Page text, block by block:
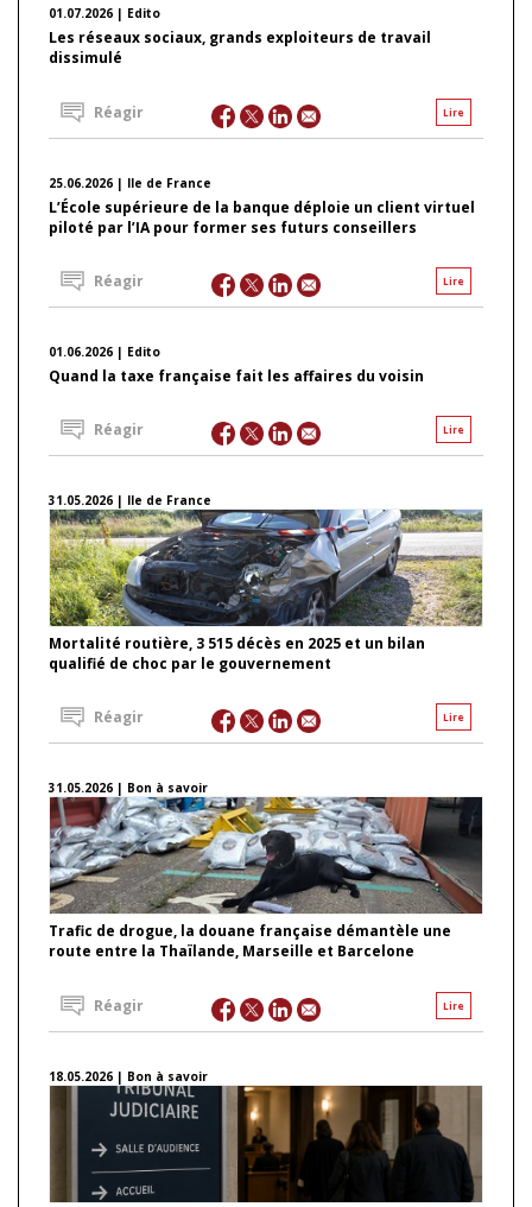
01.07.2026 | Edito
Les réseaux sociaux, grands exploiteurs de travail
dissimulé
Lire
Réagir
25.06.2026 | Ile de France
L’École supérieure de la banque déploie un client virtuel
piloté par l’IA pour former ses futurs conseillers
Lire
Réagir
01.06.2026 | Edito
Quand la taxe française fait les affaires du voisin
Lire
Réagir
31.05.2026 | Ile de France
Mortalité routière, 3 515 décès en 2025 et un bilan
qualifié de choc par le gouvernement
Lire
Réagir
31.05.2026 | Bon à savoir
Trafic de drogue, la douane française démantèle une
route entre la Thaïlande, Marseille et Barcelone
Lire
Réagir
18.05.2026 | Bon à savoir